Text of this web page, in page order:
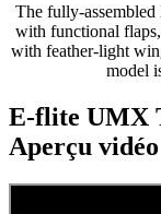
The fully-
with functional
with feather-light
model
E-flite UMX
Aperçu vidéo